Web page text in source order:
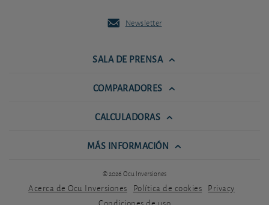
Newsletter
SALA DE PRENSA
COMPARADORES
CALCULADORAS
MÁS INFORMACIÓN
© 2026 Ocu Inversiones
Acerca de Ocu Inversiones Política de cookies Privacy